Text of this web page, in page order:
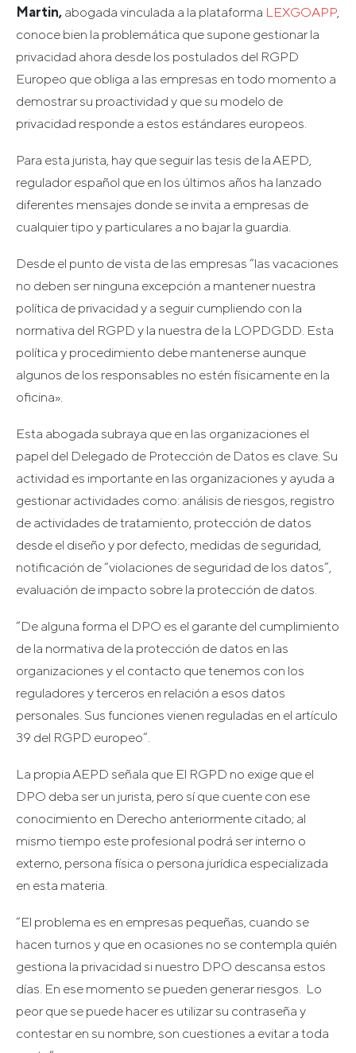
Martin, abogada vinculada a la plataforma LEXGOAPP,
conoce bien la problemática que supone gestionar la
privacidad ahora desde los postulados del RGPD
Europeo que obliga a las empresas en todo momento a
demostrar su proactividad y que su modelo de
privacidad responde a estos estándares europeos.
Para esta jurista, hay que seguir las tesis de la AEPD,
regulador español que en los últimos años ha lanzado
diferentes mensajes donde se invita a empresas de
cualquier tipo y particulares a no bajar la guardia.
Desde el punto de vista de las empresas “las vacaciones
no deben ser ninguna excepción a mantener nuestra
política de privacidad y a seguir cumpliendo con la
normativa del RGPD y la nuestra de la LOPDGDD. Esta
política y procedimiento debe mantenerse aunque
algunos de los responsables no estén físicamente en la
oficina».
Esta abogada subraya que en las organizaciones el
papel del Delegado de Protección de Datos es clave. Su
actividad es importante en las organizaciones y ayuda a
gestionar actividades como: análisis de riesgos, registro
de actividades de tratamiento, protección de datos
desde el diseño y por defecto, medidas de seguridad,
notificación de “violaciones de seguridad de los datos”,
evaluación de impacto sobre la protección de datos.
“De alguna forma el DPO es el garante del cumplimiento
de la normativa de la protección de datos en las
organizaciones y el contacto que tenemos con los
reguladores y terceros en relación a esos datos
personales. Sus funciones vienen reguladas en el artículo
39 del RGPD europeo”.
La propia AEPD señala que El RGPD no exige que el
DPO deba ser un jurista, pero sí que cuente con ese
conocimiento en Derecho anteriormente citado; al
mismo tiempo este profesional podrá ser interno o
externo, persona física o persona jurídica especializada
en esta materia.
“El problema es en empresas pequeñas, cuando se
hacen turnos y que en ocasiones no se contempla quién
gestiona la privacidad si nuestro DPO descansa estos
días. En ese momento se pueden generar riesgos. Lo
peor que se puede hacer es utilizar su contraseña y
contestar en su nombre, son cuestiones a evitar a toda